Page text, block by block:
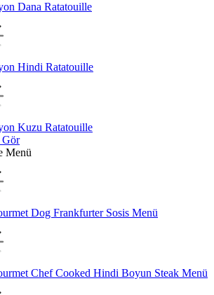
Dana Ratatouille
Hindi Ratatouille
Kuzu Ratatouille
Gör
Menü
Dog Frankfurter Sosis Menü
Chef Cooked Hindi Boyun Steak Menü